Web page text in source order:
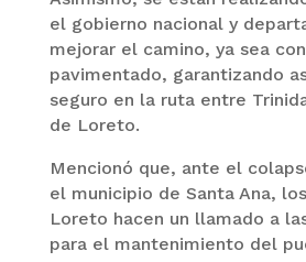
el gobierno nacional y
mejorar el camino, ya sea
pavimentado, garantizando
seguro en la ruta entre
de Loreto.
Mencionó que, ante el
el municipio de Santa Ana,
Loreto hacen un llamado a
para el mantenimiento del